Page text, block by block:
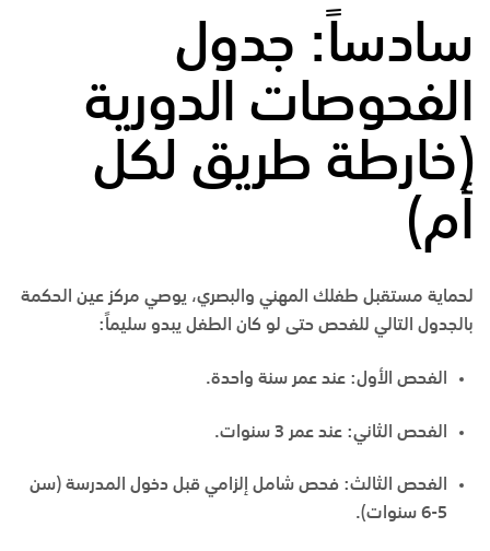
سادساً: جدول
الفحوصات الدورية
(خارطة طريق لكل
أم)
لحماية مستقبل طفلك المهني والبصري، يوصي مركز عين الحكمة
بالجدول التالي للفحص حتى لو كان الطفل يبدو سليماً:
الفحص الأول: عند عمر سنة واحدة.
الفحص الثاني: عند عمر 3 سنوات.
الفحص الثالث: فحص شامل إلزامي قبل دخول المدرسة (سن
5-6 سنوات).